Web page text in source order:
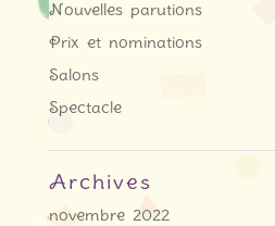
Nouvelles parutions
Prix et nominations
Salons
Spectacle
Archives
novembre 2022